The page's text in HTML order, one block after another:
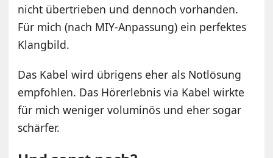
nicht übertrieben und dennoch vorhanden.
Für mich (nach MIY-Anpassung) ein perfektes
Klangbild.
Das Kabel wird übrigens eher als Notlösung
empfohlen. Das Hörerlebnis via Kabel wirkte
für mich weniger voluminös und eher sogar
schärfer.